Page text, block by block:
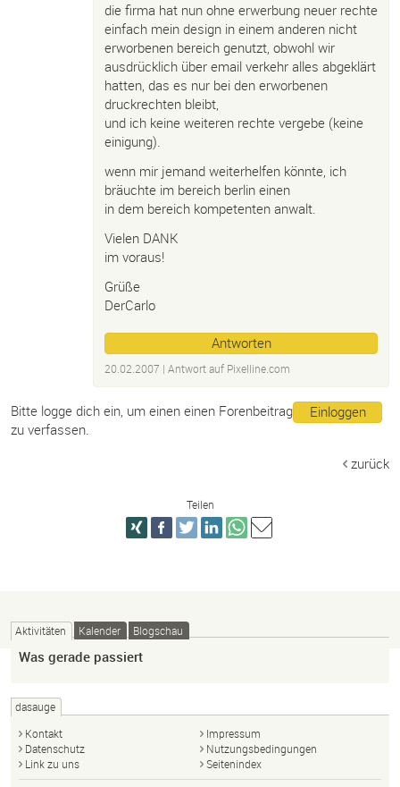
die firma hat nun ohne erwerbung neuer rechte
einfach mein design in einem anderen nicht
erworbenen bereich genutzt, obwohl wir
ausdrücklich über email verkehr alles abgeklärt
hatten, das es nur bei den erworbenen
druckrechten bleibt,
und ich keine weiteren rechte vergebe (keine
einigung).
wenn mir jemand weiterhelfen könnte, ich
bräuchte im bereich berlin einen
in dem bereich kompetenten anwalt.
Vielen DANK
im voraus!
Grüße
DerCarlo
Antworten
20.02.2007 | Antwort auf Pixelline.com
Einloggen
Bitte logge dich ein, um einen einen Forenbeitrag
zu verfassen.
zurück
Teilen
Aktivitäten Kalender Blogschau
Was gerade passiert
dasauge
Kontakt
Impressum
Datenschutz
Nutzungsbedingungen
Link zu uns
Seitenindex